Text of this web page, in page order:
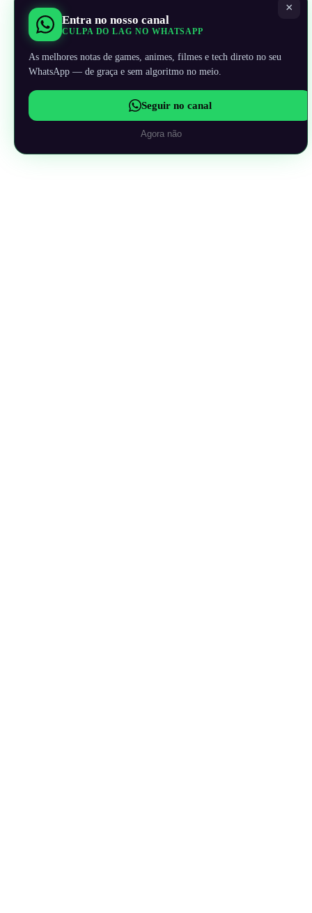
×
Entra no nosso canal
CULPA DO LAG NO WHATSAPP
As melhores notas de games, animes, filmes e tech direto no seu
WhatsApp — de graça e sem algoritmo no meio.
Seguir no canal
Agora não